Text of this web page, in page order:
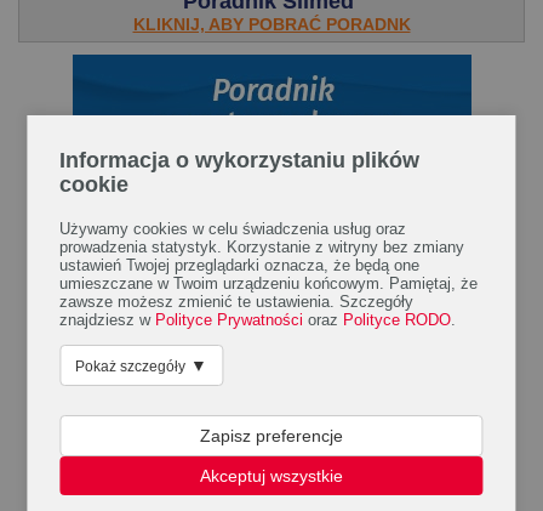
KLIKNIJ, ABY POBRAĆ PORADNK
Informacja o wykorzystaniu plików
cookie
Używamy cookies w celu świadczenia usług oraz
prowadzenia statystyk. Korzystanie z witryny bez zmiany
ustawień Twojej przeglądarki oznacza, że będą one
umieszczane w Twoim urządzeniu końcowym. Pamiętaj, że
zawsze możesz zmienić te ustawienia. Szczegóły
znajdziesz w Polityce Prywatności oraz Polityce RODO.
Pokaż szczegóły ▼
Zapisz preferencje
Akceptuj wszystkie